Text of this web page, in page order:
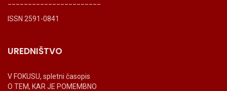
ISSN 2591-0841
UREDNIŠTVO
V FOKUSU, spletni časopis
O TEM, KAR JE POMEMBNO